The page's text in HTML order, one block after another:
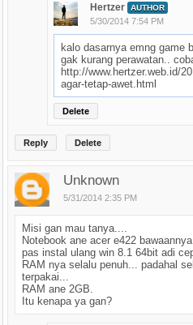
Hertzer AUTHOR
5/30/2014 7:54 PM
kalo dasarnya emng game
gak kurang perawatan..
http://www.hertzer.web.id/
agar-tetap-awet.html
Delete
Reply Delete
Unknown
5/31/2014 2:35 PM
Misi gan mau tanya....
Notebook ane acer e422
pas instal ulang win 8.1 64bit adi
RAM nya selalu penuh... padahal
terpakai...
RAM ane 2GB.
Itu kenapa ya gan?